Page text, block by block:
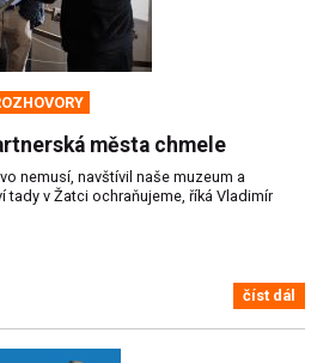
města chmele
nemusí, navštívil naše muzeum a
tady v Žatci ochraňujeme, říká Vladimír
číst dál